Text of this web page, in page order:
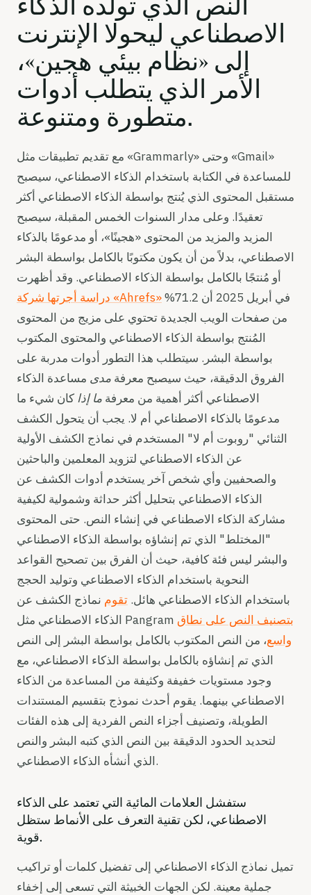
الاصطناعي ليحولا الإنترنت
إلى «نظام بيئي هجين»،
الأمر الذي يتطلب أدوات
متطورة ومتنوعة.
مع تقديم تطبيقات مثل «Grammarly» وحتى «Gmail»
للمساعدة في الكتابة باستخدام الذكاء الاصطناعي، سيصبح
مستقبل المحتوى الذي يُنتج بواسطة الذكاء الاصطناعي أكثر
تعقيدًا. وعلى مدار السنوات الخمس المقبلة، سيصبح
المزيد والمزيد من المحتوى «هجينًا»، أو مدعومًا بالذكاء
الاصطناعي، بدلاً من أن يكون مكتوبًا بالكامل بواسطة البشر
أو مُنتجًا بالكامل بواسطة الذكاء الاصطناعي. وقد أظهرت
دراسة أجرتها شركة «Ahrefs»
من صفحات الويب الجديدة تحتوي على مزيج من المحتوى
المُنتج بواسطة الذكاء الاصطناعي والمحتوى المكتوب
بواسطة البشر. سيتطلب هذا التطور أدوات مدربة على
الفروق الدقيقة، حيث سيصبح معرفة مدى مساعدة الذكاء
الاصطناعي أكثر أهمية من معرفة ما إذا كان شيء ما
مدعومًا بالذكاء الاصطناعي أم لا. يجب أن يتحول الكشف
الثنائي "روبوت أم لا" المستخدم في نماذج الكشف الأولية
عن الذكاء الاصطناعي لتزويد المعلمين والباحثين
والصحفيين وأي شخص آخر يستخدم أدوات الكشف عن
الذكاء الاصطناعي بتحليل أكثر حداثة وشمولية لكيفية
مشاركة الذكاء الاصطناعي في إنشاء النص. حتى المحتوى
"المختلط" الذي تم إنشاؤه بواسطة الذكاء الاصطناعي
والبشر ليس فئة كافية، حيث أن الفرق بين تصحيح القواعد
النحوية باستخدام الذكاء الاصطناعي وتوليد الحجج
باستخدام الذكاء الاصطناعي هائل. تقوم نماذج الكشف عن
الذكاء الاصطناعي مثل Pangram بتصنيف النص على نطاق
واسع، من النص المكتوب بالكامل بواسطة البشر إلى النص
الذي تم إنشاؤه بالكامل بواسطة الذكاء الاصطناعي، مع
وجود مستويات خفيفة وكثيفة من المساعدة من الذكاء
الاصطناعي بينهما. يقوم أحدث نموذج بتقسيم المستندات
الطويلة، وتصنيف أجزاء النص الفردية إلى هذه الفئات
لتحديد الحدود الدقيقة بين النص الذي كتبه البشر والنص
الذي أنشأه الذكاء الاصطناعي.
ستفشل العلامات المائية التي تعتمد على الذكاء
الاصطناعي، لكن تقنية التعرف على الأنماط ستظل
قوية.
تميل نماذج الذكاء الاصطناعي إلى تفضيل كلمات أو تراكيب
جملية معينة. لكن الجهات الخبيثة التي تسعى إلى إخفاء